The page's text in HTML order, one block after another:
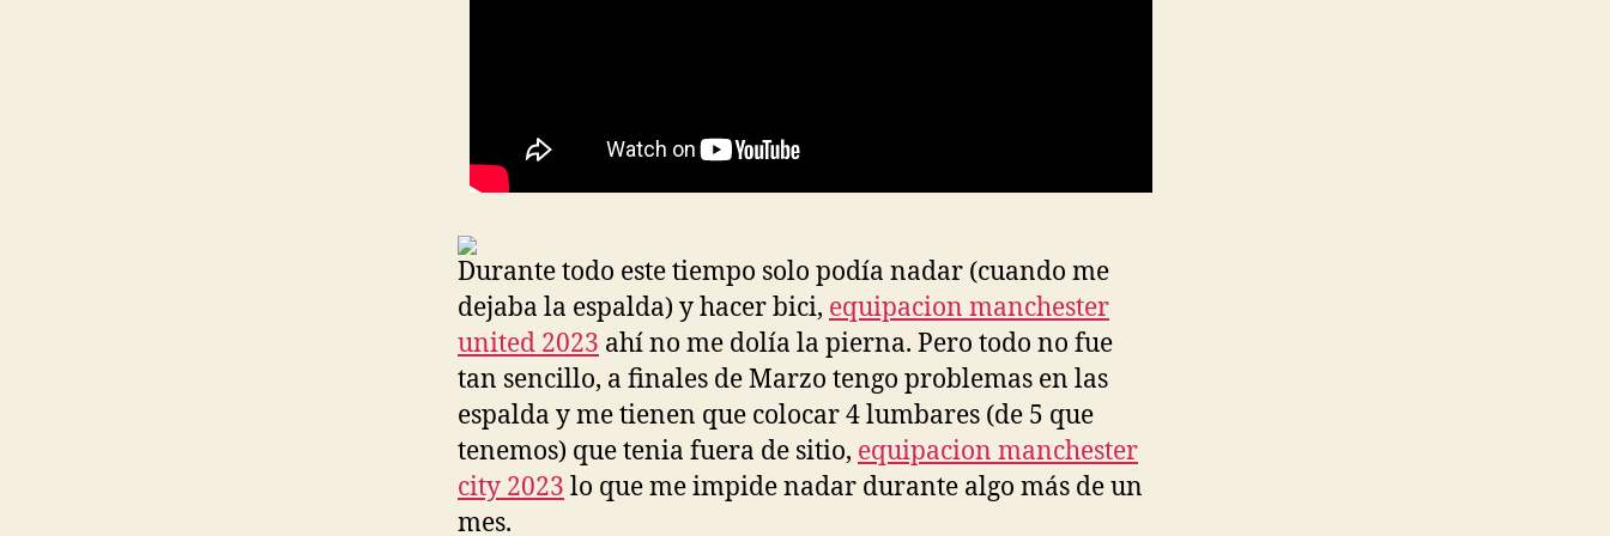
Durante todo este tiempo solo podía nadar (cuando me
dejaba la espalda) y hacer bici, equipacion manchester
united 2023 ahí no me dolía la pierna. Pero todo no fue
tan sencillo, a finales de Marzo tengo problemas en las
espalda y me tienen que colocar 4 lumbares (de 5 que
tenemos) que tenia fuera de sitio, equipacion manchester
city 2023 lo que me impide nadar durante algo más de un
mes.